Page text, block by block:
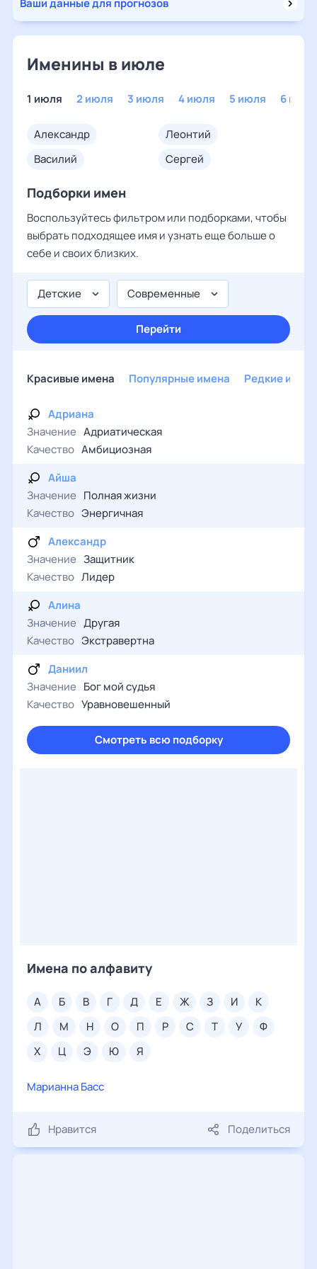
Ваши данные для прогнозов
Именины в июле
1 июля 2 июля 3 июля 4 июля 5 июля 6 июля
александр
василий
леонтий
сергей
Подборки имен
Воспользуйтесь фильтром или подборками, чтобы
выбрать подходящее имя и узнать еще больше о
себе и своих близких.
Детские Современные
Перейти
Красивые имена Популярные имена Редкие
Адриана
Значение Адриатическая
Качество Амбициозная
Айша
Значение Полная жизни
Качество Энергичная
Александр
Значение Защитник
Качество Лидер
Алина
Значение Другая
Качество Экстравертна
Даниил
Значение Бог мой судья
Качество Уравновешенный
Смотреть всю подборку
Имена по алфавиту
а б в г д е ж з и
к
л
м н о п р с т у
ф
х
ц э ю я
Марианна Басс
Нравится Поделиться